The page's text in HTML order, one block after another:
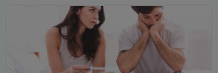
27 września 2022